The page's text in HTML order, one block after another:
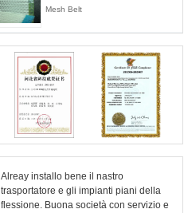
Mesh Belt
Alreay installo bene il nastro
trasportatore e gli impianti piani della
flessione. Buona società con servizio e